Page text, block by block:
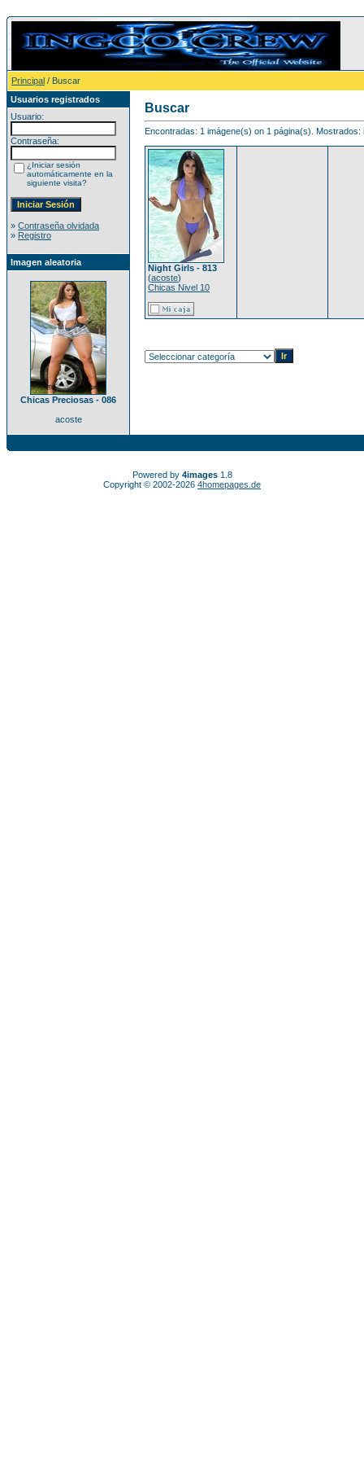
Principal / Buscar
Usuarios registrados
Usuario:
Contraseña:
¿Iniciar sesión
automáticamente en la
siguiente visita?
» Contraseña olvidada
» Registro
Imagen aleatoria
Chicas Preciosas - 086
acoste
Buscar
Encontradas: 1 imágene(s) on 1 página(s). Mostrados:
Night Girls - 813
(acoste)
Chicas Nivel 10
Powered by 4images1.8
Copyright © 2002-2026 4homepages.de